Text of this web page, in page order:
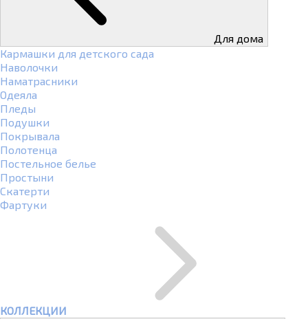
Для дома
Кармашки для детского сада
Наволочки
Наматрасники
Одеяла
Пледы
Подушки
Покрывала
Полотенца
Постельное белье
Простыни
Скатерти
Фартуки
КОЛЛЕКЦИИ